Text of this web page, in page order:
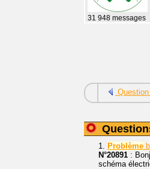
31 948 messages
1. Problème
N°20891 :
schéma